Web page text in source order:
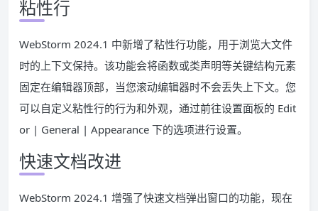
粘性行
WebStorm 2024.1 中新增了粘性行功能，用于浏览大文件
时的上下文保持。该功能会将函数或类声明等关键结构元素
固定在编辑器顶部，当您滚动编辑器时不会丢失上下文。您
可以自定义粘性行的行为和外观，通过前往设置面板的 Edit
or | General | Appearance 下的选项进行设置。
快速文档改进
WebStorm 2024.1 增强了快速文档弹出窗口的功能，现在